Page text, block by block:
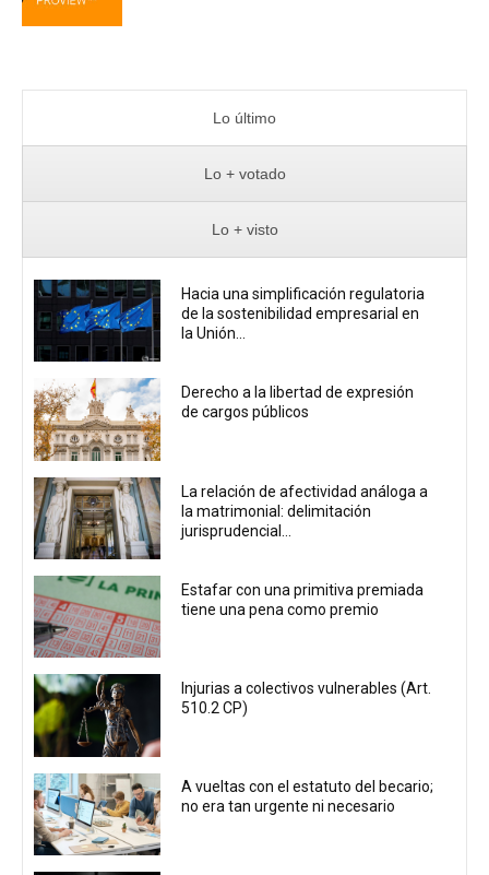
Lo último
Lo + votado
Lo + visto
Hacia una simplificación regulatoria
de la sostenibilidad empresarial en
la Unión...
Derecho a la libertad de expresión
de cargos públicos
La relación de afectividad análoga a
la matrimonial: delimitación
jurisprudencial...
Estafar con una primitiva premiada
tiene una pena como premio
Injurias a colectivos vulnerables (Art.
510.2 CP)
A vueltas con el estatuto del becario;
no era tan urgente ni necesario